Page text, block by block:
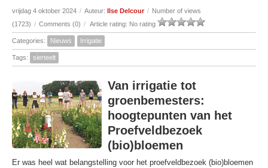
vrijdag 4 oktober 2024 / Auteur: Ilse Delcour / Number of views
(1723) / Comments (0) / Article rating: No rating
Categories: Nieuws Irrigatie
Tags: sierteelt
Van irrigatie tot
groenbemesters:
hoogtepunten van het
Proefveldbezoek
(bio)bloemen
Er was heel wat belangstelling voor het proefveldbezoek (bio)bloemen